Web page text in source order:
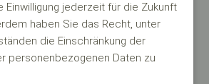
Einwilligung jederzeit für die Zukunft
haben Sie das Recht, unter
die Einschränkung der
personenbezogenen Daten zu